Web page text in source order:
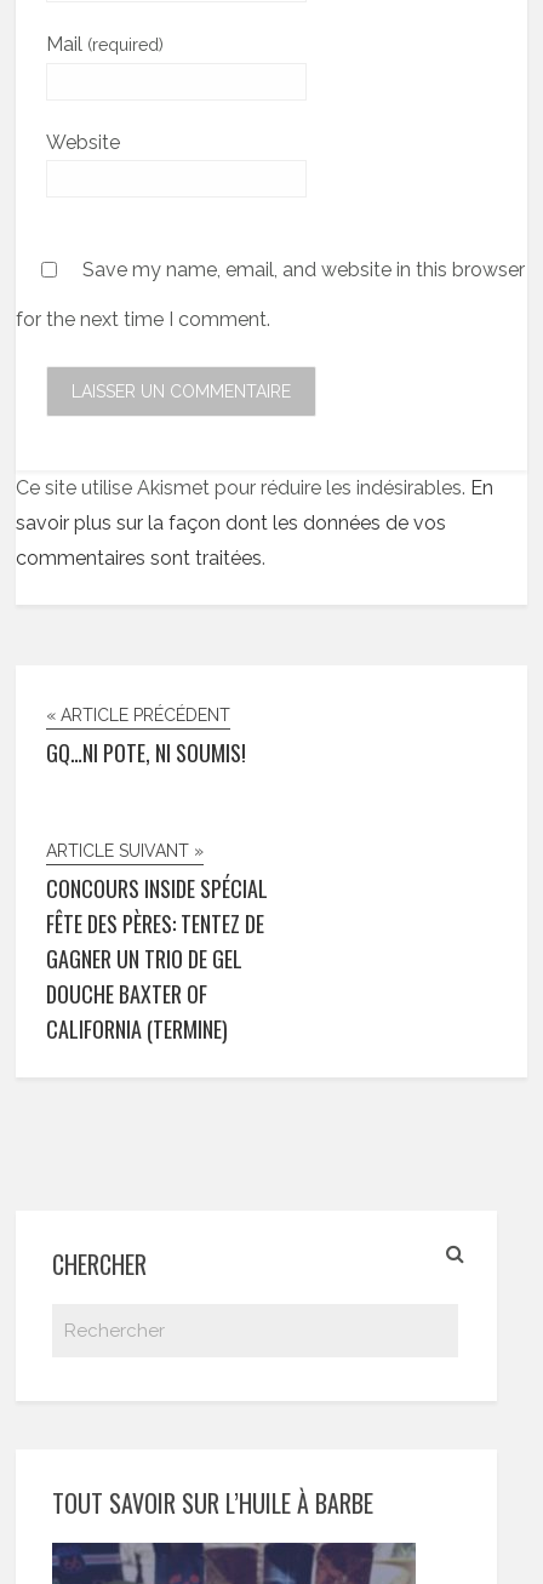
Mail (required)
Website
Save my name, email, and website in this browser
for the next time I comment.
Ce site utilise Akismet pour réduire les indésirables. En
savoir plus sur la façon dont les données de vos
commentaires sont traitées.
« ARTICLE PRÉCÉDENT
GQ…NI POTE, NI SOUMIS!
ARTICLE SUIVANT »
CONCOURS INSIDE SPÉCIAL
FÊTE DES PÈRES: TENTEZ DE
GAGNER UN TRIO DE GEL
DOUCHE BAXTER OF
CALIFORNIA (TERMINE)
CHERCHER
TOUT SAVOIR SUR L’HUILE À BARBE